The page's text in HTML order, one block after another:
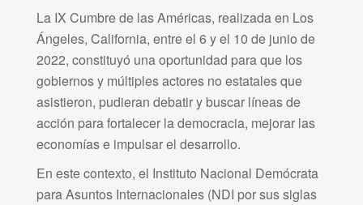
La IX Cumbre de las Américas, realizada en Los
Ángeles, California, entre el 6 y el 10 de junio de
2022, constituyó una oportunidad para que los
gobiernos y múltiples actores no estatales que
asistieron, pudieran debatir y buscar líneas de
acción para fortalecer la democracia, mejorar las
economías e impulsar el desarrollo.
En este contexto, el Instituto Nacional Demócrata
para Asuntos Internacionales (NDI por sus siglas